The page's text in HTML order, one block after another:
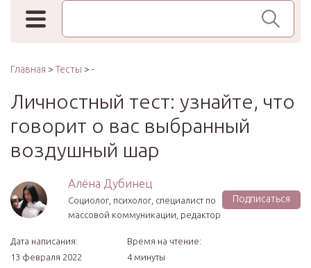
Поиск по сайту
Главная > Тесты > -
Личностный тест: узнайте, что
говорит о вас выбранный
воздушный шар
Алёна Дубинец
Социолог, психолог, специалист по
массовой коммуникации, редактор
Подписаться
Дата написания:
13 февраля 2022
Время на чтение:
4 минуты